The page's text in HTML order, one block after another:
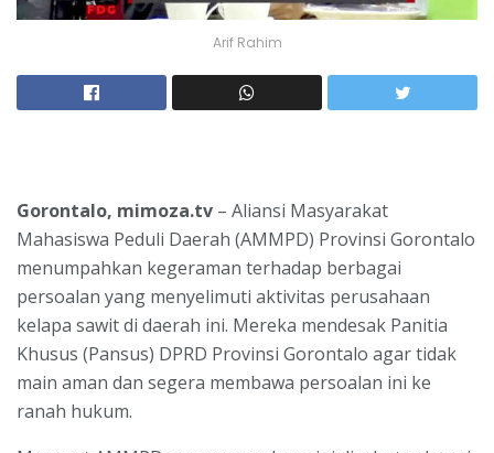
Arif Rahim
Gorontalo, mimoza.tv – Aliansi Masyarakat
Mahasiswa Peduli Daerah (AMMPD) Provinsi Gorontalo
menumpahkan kegeraman terhadap berbagai
persoalan yang menyelimuti aktivitas perusahaan
kelapa sawit di daerah ini. Mereka mendesak Panitia
Khusus (Pansus) DPRD Provinsi Gorontalo agar tidak
main aman dan segera membawa persoalan ini ke
ranah hukum.